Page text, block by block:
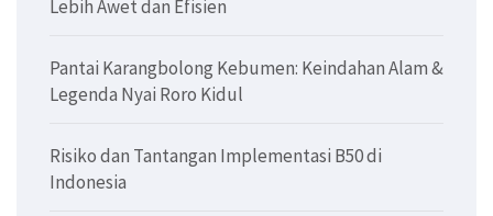
Lebih Awet dan Efisien
Pantai Karangbolong Kebumen: Keindahan Alam &
Legenda Nyai Roro Kidul
Risiko dan Tantangan Implementasi B50 di
Indonesia